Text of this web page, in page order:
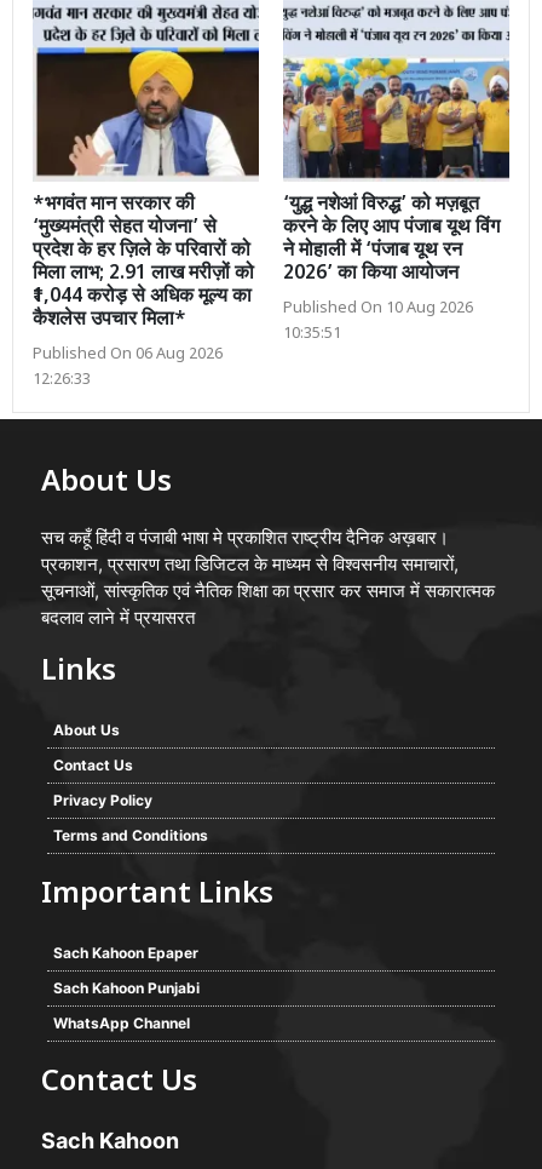
*भगवंत मान सरकार की
‘मुख्यमंत्री सेहत योजना’ से
प्रदेश के हर ज़िले के परिवारों को
मिला लाभ; 2.91 लाख मरीज़ों को
₹1,044 करोड़ से अधिक मूल्य का
कैशलेस उपचार मिला*
Published On 06 Aug 2026
12:26:33
‘युद्ध नशेआं विरुद्ध’ को मज़बूत
करने के लिए आप पंजाब यूथ विंग
ने मोहाली में ‘पंजाब यूथ रन
2026’ का किया आयोजन
Published On 10 Aug 2026
10:35:51
About Us
सच कहूँ हिंदी व पंजाबी भाषा मे प्रकाशित राष्ट्रीय दैनिक अख़बार।
प्रकाशन, प्रसारण तथा डिजिटल के माध्यम से विश्वसनीय समाचारों,
सूचनाओं, सांस्कृतिक एवं नैतिक शिक्षा का प्रसार कर समाज में सकारात्मक
बदलाव लाने में प्रयासरत
Links
About Us
Contact Us
Privacy Policy
Terms and Conditions
Important Links
Sach Kahoon Epaper
Sach Kahoon Punjabi
WhatsApp Channel
Contact Us
Sach Kahoon